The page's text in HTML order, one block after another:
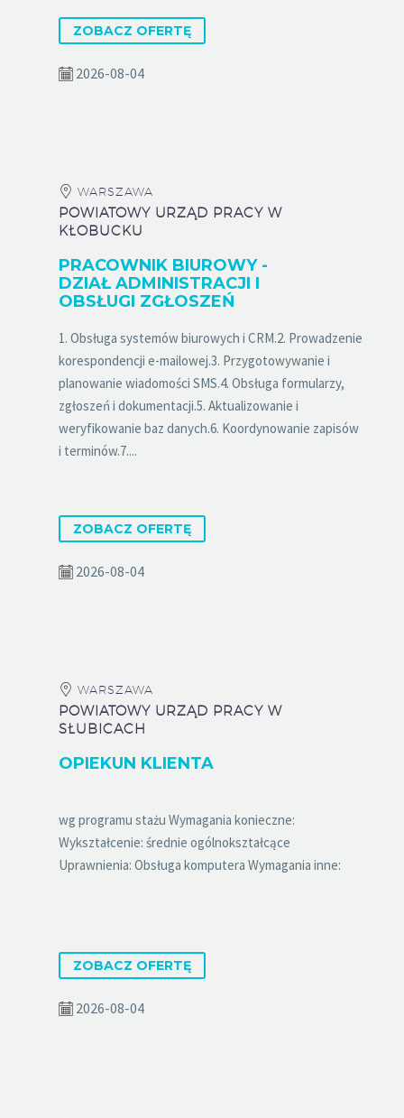
ZOBACZ OFERTĘ
2026-08-04
WARSZAWA
POWIATOWY URZĄD PRACY W
KŁOBUCKU
PRACOWNIK BIUROWY -
DZIAŁ ADMINISTRACJI I
OBSŁUGI ZGŁOSZEŃ
1. Obsługa systemów biurowych i CRM.2. Prowadzenie
korespondencji e-mailowej.3. Przygotowywanie i
planowanie wiadomości SMS.4. Obsługa formularzy,
zgłoszeń i dokumentacji.5. Aktualizowanie i
weryfikowanie baz danych.6. Koordynowanie zapisów
i terminów.7....
ZOBACZ OFERTĘ
2026-08-04
WARSZAWA
POWIATOWY URZĄD PRACY W
SŁUBICACH
OPIEKUN KLIENTA
wg programu stażu Wymagania konieczne:
Wykształcenie: średnie ogólnokształcące
Uprawnienia: Obsługa komputera Wymagania inne:
ZOBACZ OFERTĘ
2026-08-04